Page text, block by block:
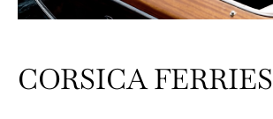
CORSICA FERRIES